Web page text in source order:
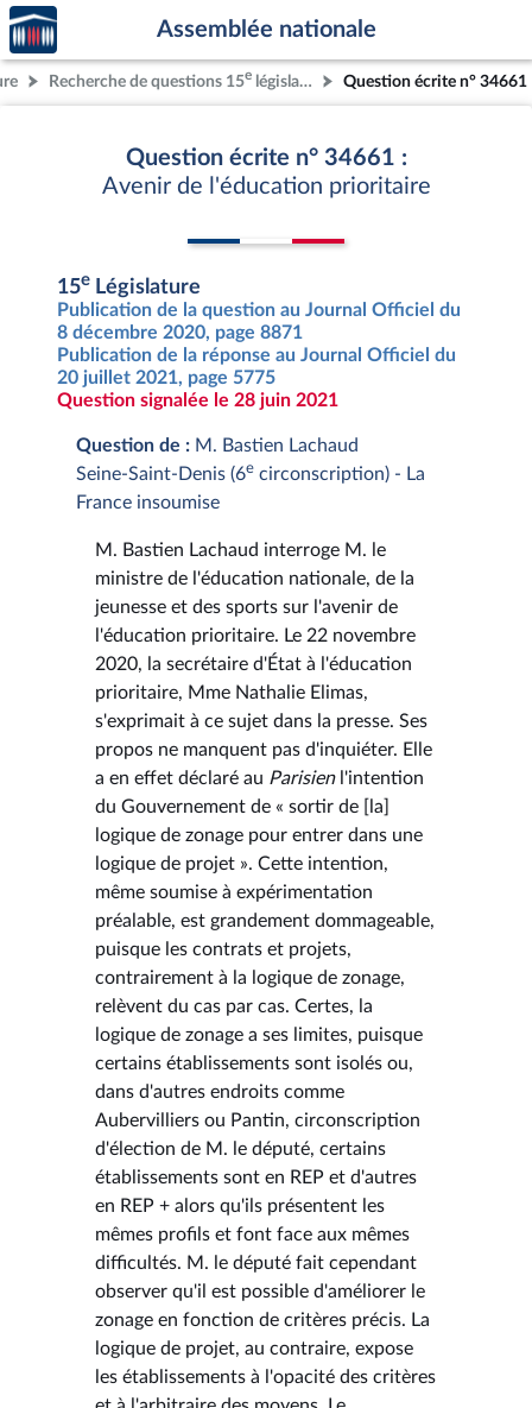
Aller au contenu
Aller en bas de la page
Accèder
à la
page
d'accueil
Assemblée nationale
Recherche de questions 15e législature Question écrite n° 34661
Question écrite n° 34661 :
Avenir de l'éducation prioritaire
15e Législature
Publication de la question au Journal Officiel du
8 décembre 2020, page 8871
Publication de la réponse au Journal Officiel du
20 juillet 2021, page 5775
Question signalée le 28 juin 2021
Question de : M. Bastien Lachaud
Seine-Saint-Denis (6e circonscription) - La
France insoumise
M. Bastien Lachaud interroge M. le
ministre de l'éducation nationale, de la
jeunesse et des sports sur l'avenir de
l'éducation prioritaire. Le 22 novembre
2020, la secrétaire d'État à l'éducation
prioritaire, Mme Nathalie Elimas,
s'exprimait à ce sujet dans la presse. Ses
propos ne manquent pas d'inquiéter. Elle
a en effet déclaré au Parisienl'intention
du Gouvernement de « sortir de [la]
logique de zonage pour entrer dans une
logique de projet ». Cette intention,
même soumise à expérimentation
préalable, est grandement dommageable,
puisque les contrats et projets,
contrairement à la logique de zonage,
relèvent du cas par cas. Certes, la
logique de zonage a ses limites, puisque
certains établissements sont isolés ou,
dans d'autres endroits comme
Aubervilliers ou Pantin, circonscription
d'élection de M. le député, certains
établissements sont en REP et d'autres
en REP + alors qu'ils présentent les
mêmes profils et font face aux mêmes
difficultés. M. le député fait cependant
observer qu'il est possible d'améliorer le
zonage en fonction de critères précis. La
logique de projet, au contraire, expose
les établissements à l'opacité des critères